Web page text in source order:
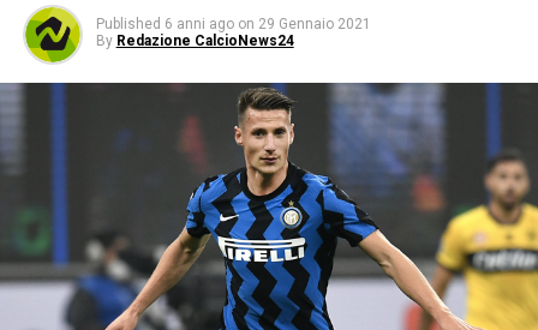
Published 6 anni ago on 29 Gennaio 2021
By Redazione CalcioNews24